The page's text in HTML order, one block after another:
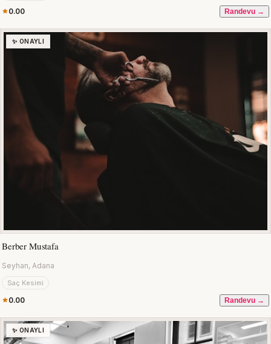
0.00 Randevu →
✨ ONAYLI
Berber Mustafa
Seyhan, Adana
Saç Kesimi
0.00 Randevu →
✨ ONAYLI